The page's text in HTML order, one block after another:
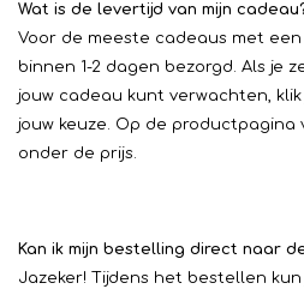
Wat is de levertijd van mijn
Voor de meeste cadeaus met
binnen 1-2 dagen bezorgd. Als je
jouw cadeau kunt verwachten,
jouw keuze. Op de productpagina
onder de prijs.
Kan ik mijn bestelling direct naar
Jazeker! Tijdens het bestellen